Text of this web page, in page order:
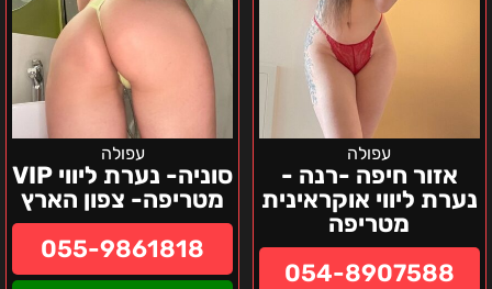
עפולה
אזור חיפה -רנה -
נערת ליווי אוקראינית
מטריפה
054-8907588
עפולה
סוניה- נערת ליווי VIP
מטריפה- צפון הארץ
055-9861818